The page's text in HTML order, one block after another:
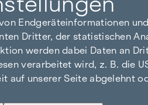
Endgeräteinformationen
Dritter, der statistischen
werden dabei Daten an
verarbeitet wird, z. B. die
auf unserer Seite abgelehnt